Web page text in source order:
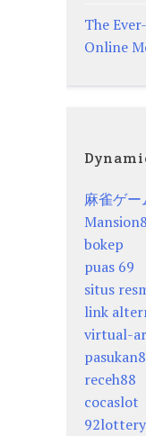
The
Online
麻雀ゲー
bokep
puas 69
situs
link
virtual-
receh88
cocaslot
92lottery